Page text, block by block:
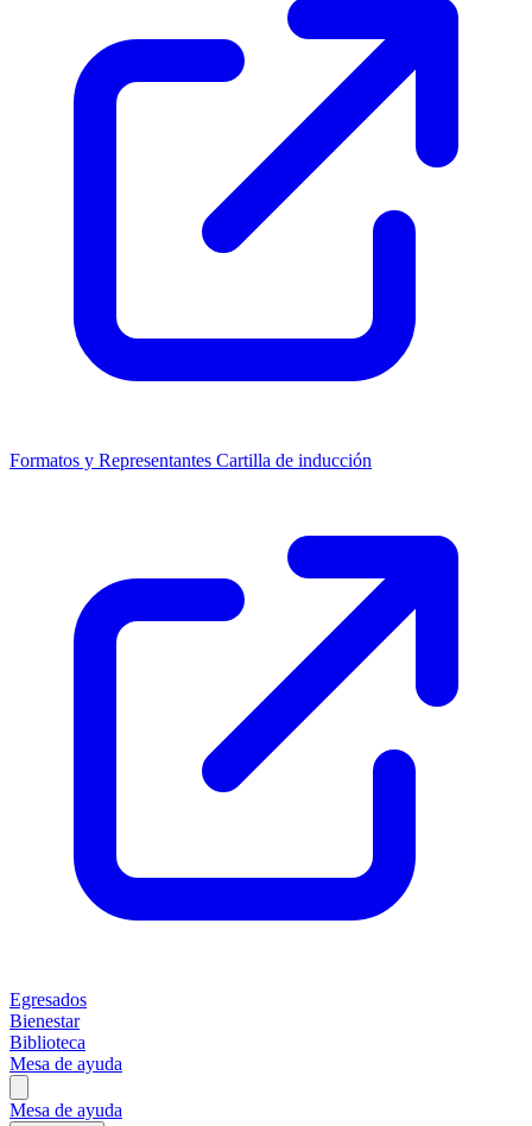
Formatos y Representantes Cartilla de inducción
Egresados
Bienestar
Biblioteca
Mesa de ayuda
Mesa de ayuda